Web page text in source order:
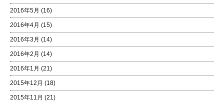
2016年5月 (16)
2016年4月 (15)
2016年3月 (14)
2016年2月 (14)
2016年1月 (21)
2015年12月 (18)
2015年11月 (21)